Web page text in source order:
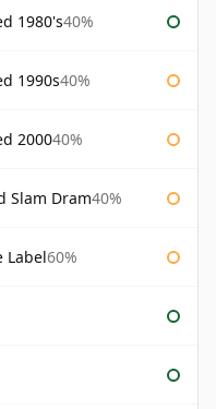
1980's40%
1990s40%
200040%
Slam Dram40%
Label60%